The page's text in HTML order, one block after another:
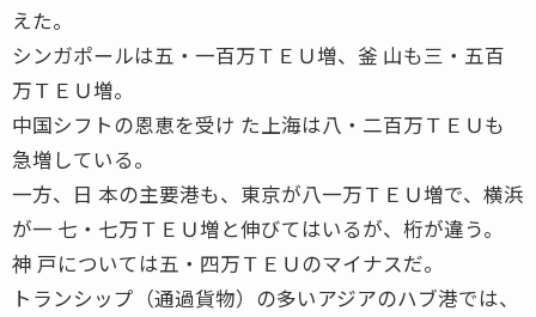
えた。
シンガポールは五・一百万ＴＥＵ増、釜 山も三・五百
万ＴＥＵ増。
中国シフトの恩恵を受け た上海は八・二百万ＴＥＵも
急増している。
一方、日 本の主要港も、東京が八一万ＴＥＵ増で、横浜
が一 七・七万ＴＥＵ増と伸びてはいるが、桁が違う。
神 戸については五・四万ＴＥＵのマイナスだ。
トランシップ（通過貨物）の多いアジアのハブ港では、